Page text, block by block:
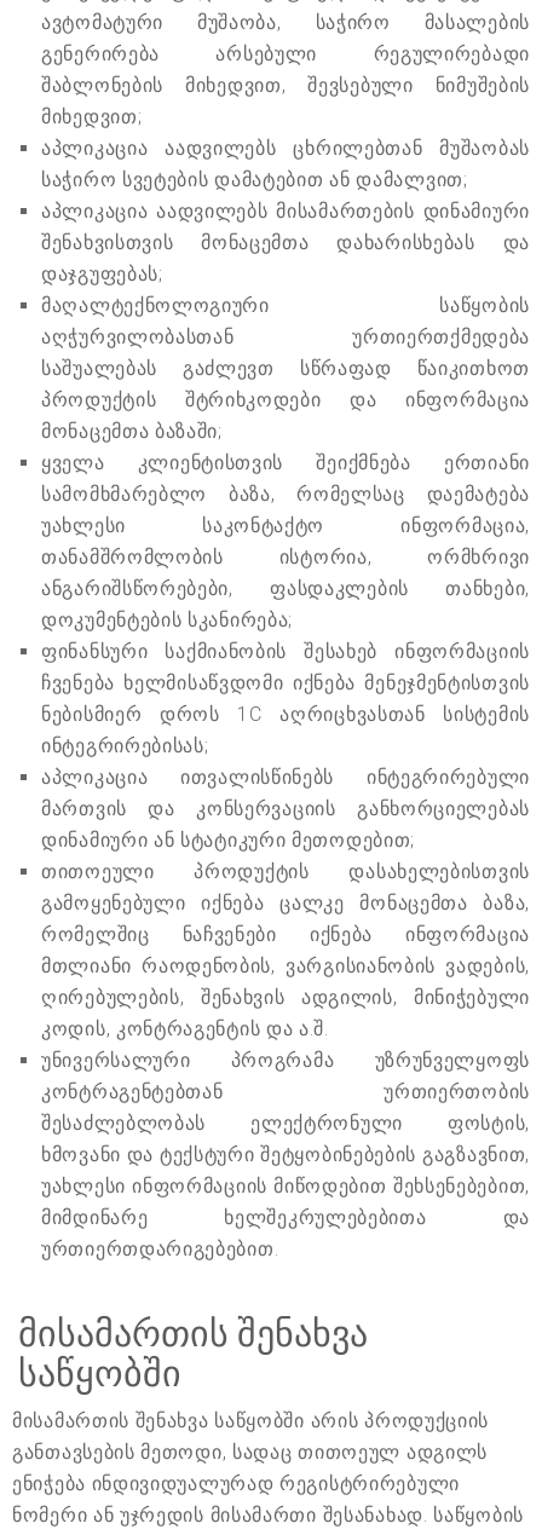
ავტომატური მუშაობა, საჭირო მასალების
გენერირება არსებული რეგულირებადი
შაბლონების მიხედვით, შევსებული ნიმუშების
მიხედვით;
აპლიკაცია აადვილებს ცხრილებთან მუშაობას
საჭირო სვეტების დამატებით ან დამალვით;
აპლიკაცია აადვილებს მისამართების დინამიური
შენახვისთვის მონაცემთა დახარისხებას და
დაჯგუფებას;
მაღალტექნოლოგიური საწყობის
აღჭურვილობასთან ურთიერთქმედება
საშუალებას გაძლევთ სწრაფად წაიკითხოთ
პროდუქტის შტრიხკოდები და ინფორმაცია
მონაცემთა ბაზაში;
ყველა კლიენტისთვის შეიქმნება ერთიანი
სამომხმარებლო ბაზა, რომელსაც დაემატება
უახლესი საკონტაქტო ინფორმაცია,
თანამშრომლობის ისტორია, ორმხრივი
ანგარიშსწორებები, ფასდაკლების თანხები,
დოკუმენტების სკანირება;
ფინანსური საქმიანობის შესახებ ინფორმაციის
ჩვენება ხელმისაწვდომი იქნება მენეჯმენტისთვის
ნებისმიერ დროს 1C აღრიცხვასთან სისტემის
ინტეგრირებისას;
აპლიკაცია ითვალისწინებს ინტეგრირებული
მართვის და კონსერვაციის განხორციელებას
დინამიური ან სტატიკური მეთოდებით;
თითოეული პროდუქტის დასახელებისთვის
გამოყენებული იქნება ცალკე მონაცემთა ბაზა,
რომელშიც ნაჩვენები იქნება ინფორმაცია
მთლიანი რაოდენობის, ვარგისიანობის ვადების,
ღირებულების, შენახვის ადგილის, მინიჭებული
კოდის, კონტრაგენტის და ა.შ.
უნივერსალური პროგრამა უზრუნველყოფს
კონტრაგენტებთან ურთიერთობის
შესაძლებლობას ელექტრონული ფოსტის,
ხმოვანი და ტექსტური შეტყობინებების გაგზავნით,
უახლესი ინფორმაციის მიწოდებით შეხსენებებით,
მიმდინარე ხელშეკრულებებითა და
ურთიერთდარიგებებით.
მისამართის შენახვა
საწყობში
მისამართის შენახვა საწყობში არის პროდუქციის
განთავსების მეთოდი, სადაც თითოეულ ადგილს
ენიჭება ინდივიდუალურად რეგისტრირებული
ნომერი ან უჯრედის მისამართი შესანახად. საწყობის